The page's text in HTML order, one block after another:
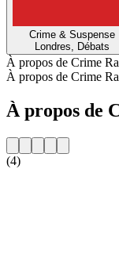
Crime & Suspense
Londres, Débats
À propos de Crime
À propos de Crime
À propos de
(4)